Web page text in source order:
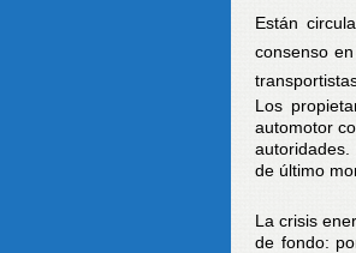
Están
consenso
Los
automotor
de último
La crisis
de fondo: